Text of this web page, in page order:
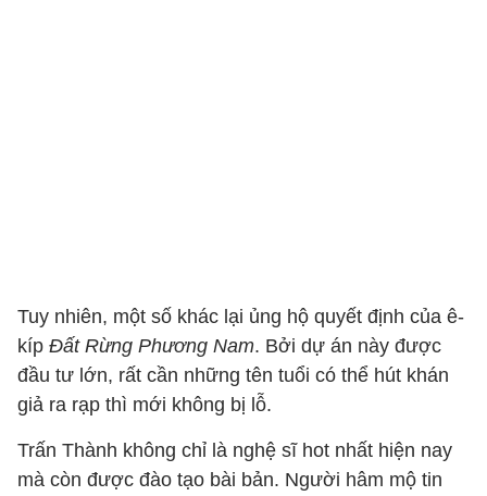
Tuy nhiên, một số khác lại ủng hộ quyết định của ê-
kíp Đất Rừng Phương Nam. Bởi dự án này được
đầu tư lớn, rất cần những tên tuổi có thể hút khán
giả ra rạp thì mới không bị lỗ.
Trấn Thành không chỉ là nghệ sĩ hot nhất hiện nay
mà còn được đào tạo bài bản. Người hâm mộ tin